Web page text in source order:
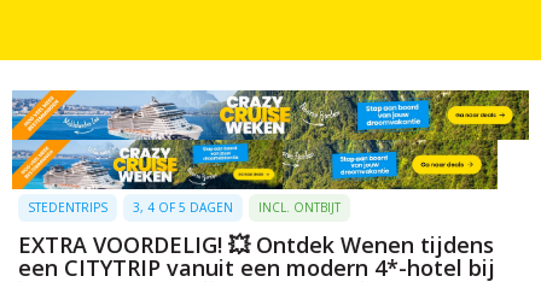
STEDENTRIPS 3, 4 OF 5 DAGEN INCL. ONTBIJT
EXTRA VOORDELIG! 💥 Ontdek Wenen tijdens
een CITYTRIP vanuit een modern 4*-hotel bij